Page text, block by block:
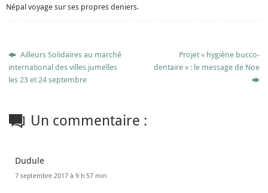
Népal voyage sur ses propres deniers.
Ailleurs Solidaires au marché
international des villes jumelles
les 23 et 24 septembre
Projet « hygiène bucco-
dentaire » : le message de Noe
Un commentaire :
Dudule
7 septembre 2017 à 9 h 57 min